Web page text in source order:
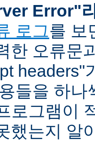
Error"
로그를 보
한 오류문
headers"
들을 하나
로그램이
했는지 알